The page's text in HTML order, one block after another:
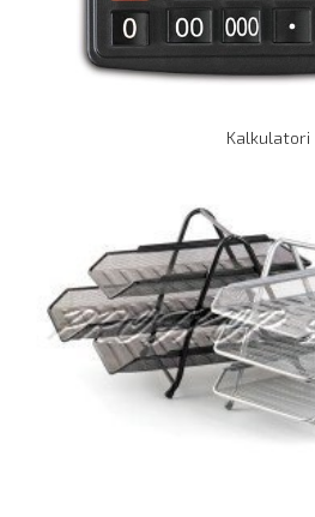
Kalkulatori